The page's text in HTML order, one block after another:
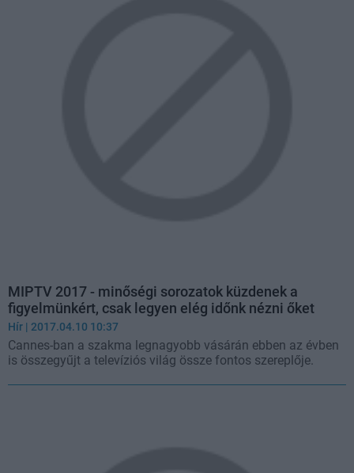
MIPTV 2017 - minőségi sorozatok küzdenek a
figyelmünkért, csak legyen elég időnk nézni őket
Hír | 2017.04.10 10:37
Cannes-ban a szakma legnagyobb vásárán ebben az évben
is összegyűjt a televíziós világ össze fontos szereplője.